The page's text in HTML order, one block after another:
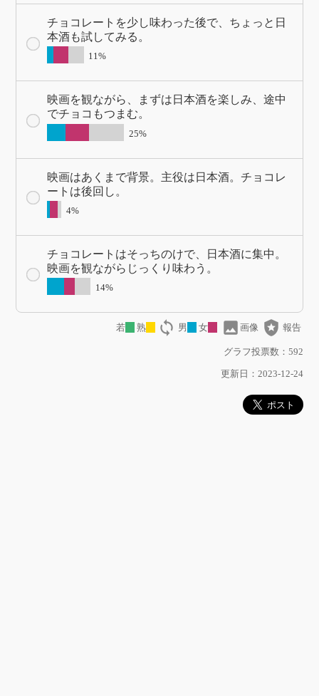
チョコレートを少し味わった後で、ちょっと日
本酒も試してみる。
11%
映画を観ながら、まずは日本酒を楽しみ、途中
でチョコもつまむ。
25%
映画はあくまで背景。主役は日本酒。チョコレ
ートは後回し。
4%
チョコレートはそっちのけで、日本酒に集中。
映画を観ながらじっくり味わう。
14%
若 熟 loop 男 女 image 画像 local_police 報告
グラフ投票数：592
更新日：2023-12-24